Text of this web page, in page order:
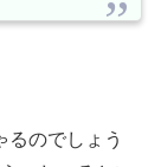
るのでしょう